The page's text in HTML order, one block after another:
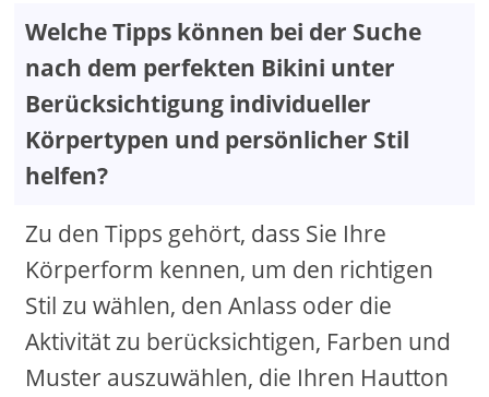
Welche Tipps können bei der Suche
nach dem perfekten Bikini unter
Berücksichtigung individueller
Körpertypen und persönlicher Stil
helfen?
Zu den Tipps gehört, dass Sie Ihre
Körperform kennen, um den richtigen
Stil zu wählen, den Anlass oder die
Aktivität zu berücksichtigen, Farben und
Muster auszuwählen, die Ihren Hautton